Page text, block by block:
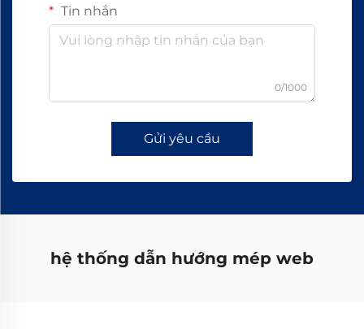
Tin nhắn
0/1000
Gửi yêu cầu
hệ thống dẫn hướng mép web